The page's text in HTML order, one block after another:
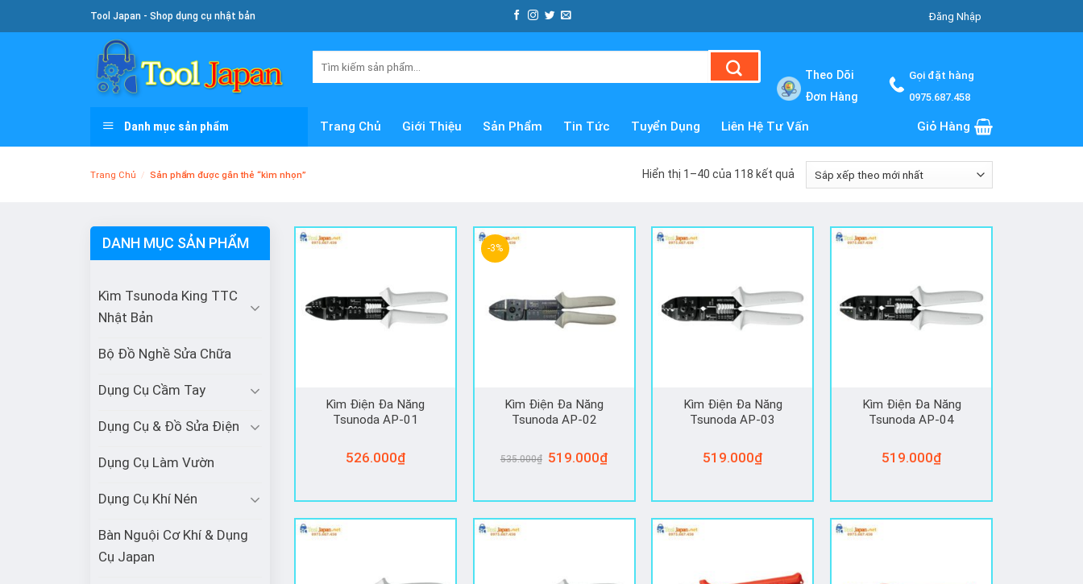
To
Tool Japan - Shop dụng cụ nhật bản Đăng Nhập
Theo Dõi
Đơn Hàng
Gọi đặt hàng
0975.687.458
Danh mục sản phẩm Trang Chủ Giới Thiệu Sản Phẩm Tin Tức Tuyển Dụng Liên Hệ Tư Vấn Giỏ Hàng
Trang Chủ / Sản phẩm được gắn thẻ “kìm nhọn” Hiển thị 1–40 của 118 kết quả
DANH MỤC SẢN PHẨM
Kìm Tsunoda King TTC
Nhật Bản
Bộ Đồ Nghề Sửa Chữa
Dụng Cụ Cầm Tay
Dụng Cụ & Đồ Sửa Điện
Dụng Cụ Làm Vườn
Dụng Cụ Khí Nén
Bàn Nguội Cơ Khí & Dụng
Cụ Japan
Kìm Điện Đa Năng
Tsunoda AP-01
526.000₫
-3%
Kìm Điện Đa Năng
Tsunoda AP-02
535.000₫ Giá
519.000₫Giá
519.000₫.
Kìm Điện Đa Năng
Tsunoda AP-03
519.000₫
Kìm Điện Đa Năng
Tsunoda AP-04
519.000₫